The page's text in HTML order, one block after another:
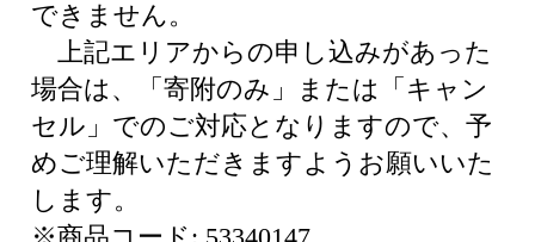
できません。
上記エリアからの申し込みがあった
場合は、「寄附のみ」または「キャン
セル」でのご対応となりますので、予
めご理解いただきますようお願いいた
します。